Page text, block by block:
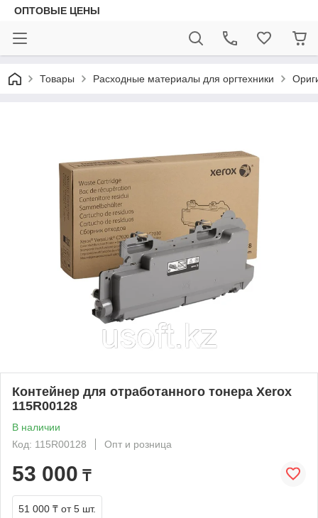
ОПТОВЫЕ ЦЕНЫ
Товары Расходные материалы для оргтехники
Контейнер для отработанного тонера Xerox
115R00128
В наличии
Код: 115R00128
Опт и розница
53 000 ₸
51 000 ₸ от 5 шт.